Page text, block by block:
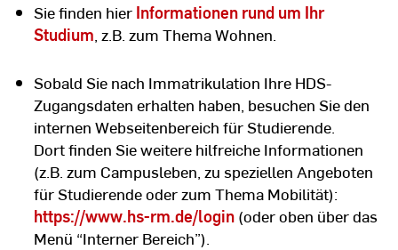
Sie finden hier Informationen rund um Ihr
Studium, z.B. zum Thema Wohnen.
Sobald Sie nach Immatrikulation Ihre HDS-
Zugangsdaten erhalten haben, besuchen Sie den
internen Webseitenbereich für Studierende.
Dort finden Sie weitere hilfreiche Informationen
(z.B. zum Campusleben, zu speziellen Angeboten
für Studierende oder zum Thema Mobilität):
https://www.hs-rm.de/login (oder oben über das
Menü “Interner Bereich”).